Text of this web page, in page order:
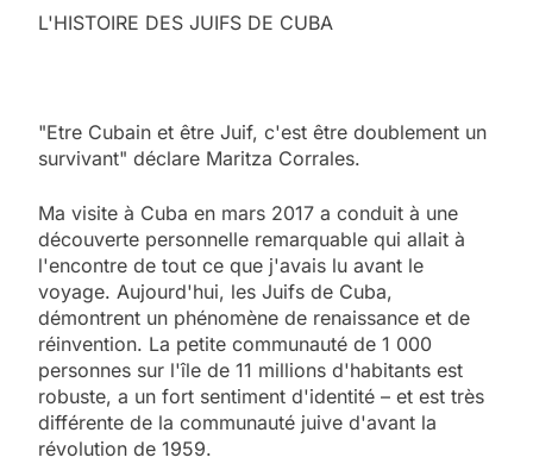
L'HISTOIRE DES JUIFS DE CUBA
"Etre Cubain et être Juif, c'est être doublement un
survivant" déclare Maritza Corrales.
Ma visite à Cuba en mars 2017 a conduit à une
découverte personnelle remarquable qui allait à
l'encontre de tout ce que j'avais lu avant le
voyage. Aujourd'hui, les Juifs de Cuba,
démontrent un phénomène de renaissance et de
réinvention. La petite communauté de 1 000
personnes sur l'île de 11 millions d'habitants est
robuste, a un fort sentiment d'identité – et est très
différente de la communauté juive d'avant la
révolution de 1959.